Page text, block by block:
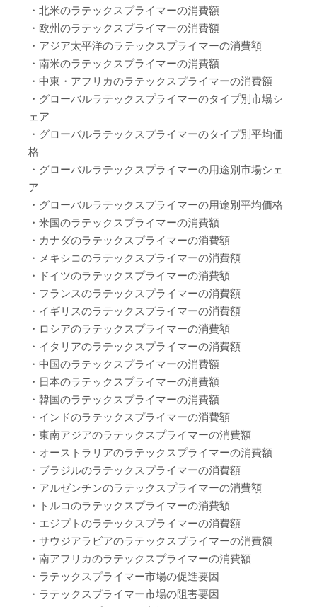
・北米のラテックスプライマーの消費額
・欧州のラテックスプライマーの消費額
・アジア太平洋のラテックスプライマーの消費額
・南米のラテックスプライマーの消費額
・中東・アフリカのラテックスプライマーの消費額
・グローバルラテックスプライマーのタイプ別市場シ
ェア
・グローバルラテックスプライマーのタイプ別平均価
格
・グローバルラテックスプライマーの用途別市場シェ
ア
・グローバルラテックスプライマーの用途別平均価格
・米国のラテックスプライマーの消費額
・カナダのラテックスプライマーの消費額
・メキシコのラテックスプライマーの消費額
・ドイツのラテックスプライマーの消費額
・フランスのラテックスプライマーの消費額
・イギリスのラテックスプライマーの消費額
・ロシアのラテックスプライマーの消費額
・イタリアのラテックスプライマーの消費額
・中国のラテックスプライマーの消費額
・日本のラテックスプライマーの消費額
・韓国のラテックスプライマーの消費額
・インドのラテックスプライマーの消費額
・東南アジアのラテックスプライマーの消費額
・オーストラリアのラテックスプライマーの消費額
・ブラジルのラテックスプライマーの消費額
・アルゼンチンのラテックスプライマーの消費額
・トルコのラテックスプライマーの消費額
・エジプトのラテックスプライマーの消費額
・サウジアラビアのラテックスプライマーの消費額
・南アフリカのラテックスプライマーの消費額
・ラテックスプライマー市場の促進要因
・ラテックスプライマー市場の阻害要因